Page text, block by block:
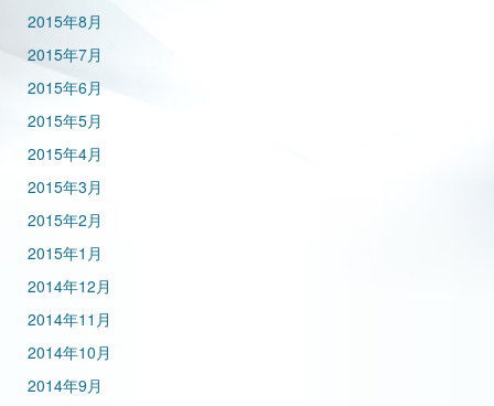
2015年8月
2015年7月
2015年6月
2015年5月
2015年4月
2015年3月
2015年2月
2015年1月
2014年12月
2014年11月
2014年10月
2014年9月